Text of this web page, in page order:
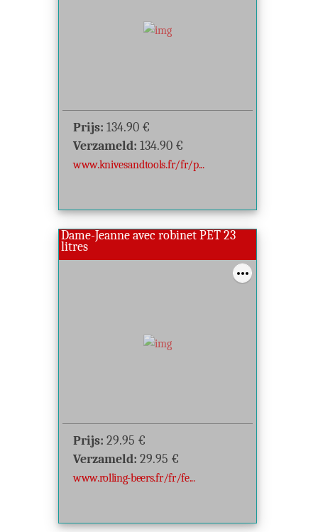
Prijs: 134.90 €
Verzameld: 134.90 €
www.knivesandtools.fr/fr/p...
Dame-Jeanne avec robinet PET 23
litres
Prijs: 29.95 €
Verzameld: 29.95 €
www.rolling-beers.fr/fr/fe...